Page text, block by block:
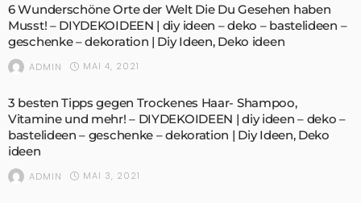
6 Wunderschöne Orte der Welt Die Du Gesehen haben
Musst! – DIYDEKOIDEEN | diy ideen – deko – bastelideen –
geschenke – dekoration | Diy Ideen, Deko ideen
ADMIN MAI 4, 2021
3 besten Tipps gegen Trockenes Haar- Shampoo,
Vitamine und mehr! – DIYDEKOIDEEN | diy ideen – deko –
bastelideen – geschenke – dekoration | Diy Ideen, Deko
ideen
ADMIN MAI 3, 2021